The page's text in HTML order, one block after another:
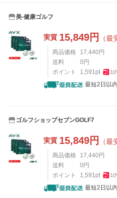
美-健康ゴルフ
実質 15,849円 （最
商品価格 17,440 円
送料
0 円
ポイント
1,591pt 10
最短2日以
ゴルフショップセブンGOLF7
実質 15,849円 （最
商品価格 17,440 円
送料
0 円
ポイント
1,591pt 10
最短2日以